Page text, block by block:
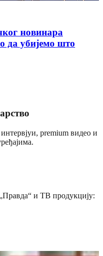
новинара
да убијемо што
premium видео и
и ТВ продукцију: